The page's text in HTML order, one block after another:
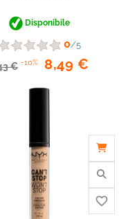
Disponibile
0/5
€ -10% 8,49 €